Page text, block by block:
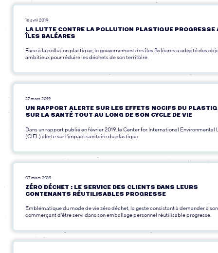
16 avril 2019
LA LUTTE CONTRE LA POLLUTION PLASTIQUE PROGRESSE
ÎLES BALÉARES
Face à la pollution plastique, le gouvernement des îles Baléares a adopté des
ambitieux pour réduire les déchets de son territoire.
27 mars 2019
UN RAPPORT ALERTE SUR LES EFFETS NOCIFS DU
SUR LA SANTÉ TOUT AU LONG DE SON CYCLE DE VIE
Dans un rapport publié en février 2019, le Center for International Environmental
(CIEL) alerte sur l'impact sanitaire du plastique.
07 mars 2019
ZÉRO DÉCHET : LE SERVICE DES CLIENTS DANS LEURS
CONTENANTS RÉUTILISABLES PROGRESSE
Emblématique du mode de vie zéro déchet, la geste consistant à demander à son
commerçant d'être servi dans son emballage personnel réutilisable progresse.